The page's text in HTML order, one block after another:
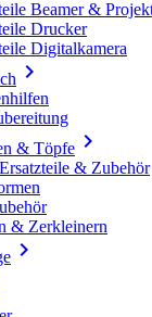
Beamer &
Drucker
Digitalkamera

& Töpfe 
Ersatzteile & Zubehör
& Zerkleinern
